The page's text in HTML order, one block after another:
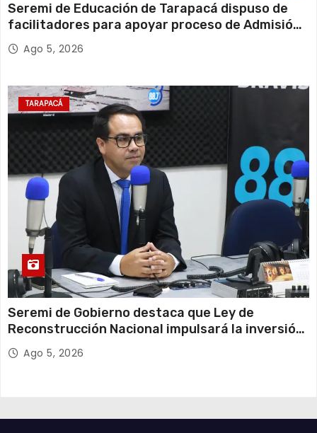
Seremi de Educación de Tarapacá dispuso de
facilitadores para apoyar proceso de Admisión
Escolar 2027
Ago 5, 2026
TARAPACÁ
Seremi de Gobierno destaca que Ley de
Reconstrucción Nacional impulsará la inversión
y el empleo en Tarapacá
Ago 5, 2026